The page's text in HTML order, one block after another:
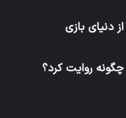
دنیای بازی
روایت کرد؟